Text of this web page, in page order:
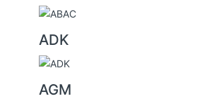
ADK
AGM